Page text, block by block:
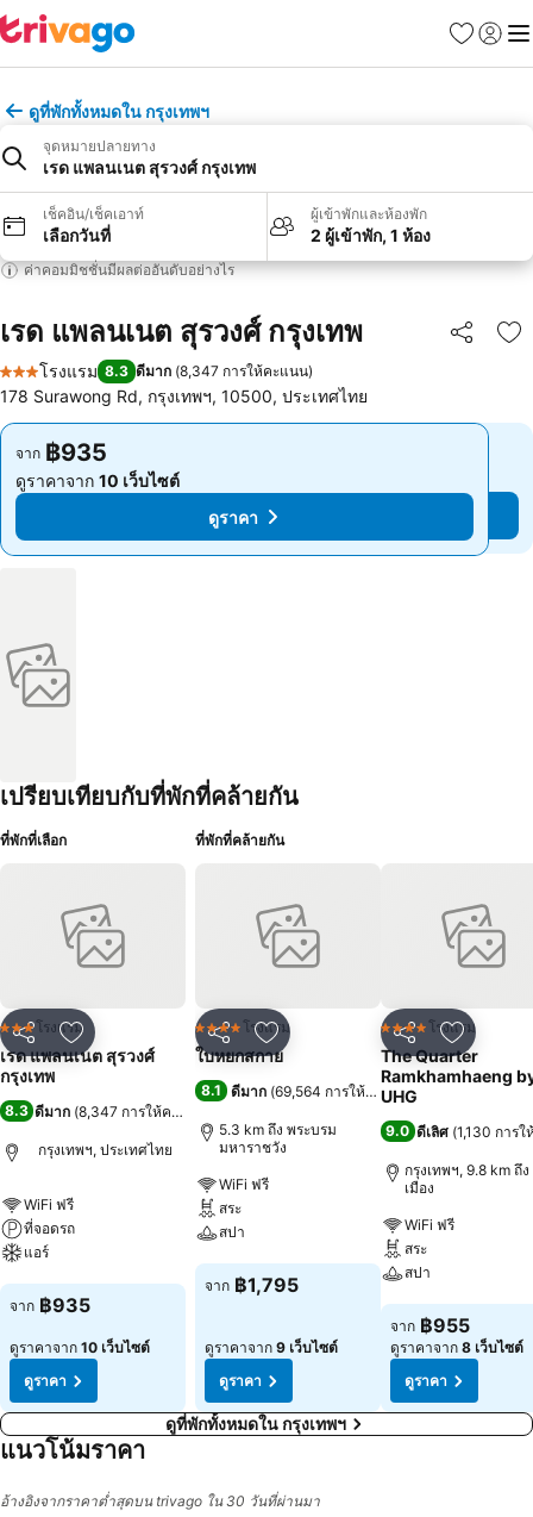
รายการโป
เข้าสู่ร
เมนู
ดูที่พักทั้งหมดใน กรุงเทพฯ
จุดหมายปลายทาง
เรด แพลนเนต สุรวงศ์ กรุงเทพ
เช็คอิน/เช็คเอาท์
เลือกวันที่
ผู้เข้าพักและห้องพัก
2 ผู้เข้าพัก, 1 ห้อง
ค่าคอมมิชชั่นมีผลต่ออันดับอย่างไร
เรด แพลนเนต สุรวงศ์ กรุงเทพ แชร์
เ
3 ดาว
โรงแรม 8.3 ดีมาก (8,347 การให้คะแนน)
178 Surawong Rd, กรุงเทพฯ, 10500, ประเทศไทย
จาก ฿935
ดูราคาจาก 10 เว็บไซต์
ดูราคา
จาก ฿935
ดูราคาจาก 10 เว็บไซต์
ดูราคา
เปรียบเทียบกับที่พักที่คล้ายกัน
ที่พักที่เลือก
แชร์ เพิ่มในรายการโปรด
3 ดาวโรงแรม
เรด แพลนเนต สุรวงศ์
กรุงเทพ
8.3 ดีมาก (8,347 การให้คะแนน
กรุงเทพฯ, ประเทศไทย
WiFi ฟรี
ที่จอดรถ
แอร์
ดูราคา
จาก ฿935
ดูราคาจาก 10 เว็บไซต์
ดูราคา
ที่พักที่คล้ายกัน
แชร์ เพิ่มในรายการโปรด
4 ดาว โรงแรม
ใบหยกสกาย
8.1 ดีมาก (69,564 การให้คะแนน)
5.3 km ถึง พระบรม
มหาราชวัง
WiFi ฟรี
สระ
สปา
ดูราคา
จาก ฿1,795
ดูราคาจาก 9 เว็บไซต์
ดูราคา
แชร์ เพิ่มในรา
4 ดาว โรงแรม
The Quarter
Ramkhamhaeng
UHG
9.0 ดีเลิศ (1,130 การ
กรุงเทพฯ, 9.8 km ถึ
เมือง
WiFi ฟรี
สระ
สปา
ดูราคา
จาก ฿955
ดูราคาจาก 8 เว็บไซต์
ดูราคา
ดูที่พักทั้งหมดใน กรุงเทพฯ
แนวโน้มราคา
อ้างอิงจากราคาต่ำสุดบน trivago ใน 30 วันที่ผ่านมา